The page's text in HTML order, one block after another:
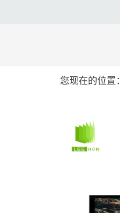
您现在的位置：